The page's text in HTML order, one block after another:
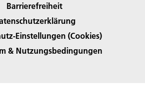
Barrierefreiheit
Einstellungen (Cookies)
& Nutzungsbedingungen